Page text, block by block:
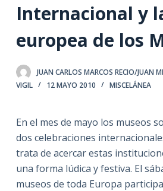
n
e
d
o
Internacional y
europea de los
JUAN CARLOS MARCOS RECIO/JUAN
VIGIL
12 MAYO 2010 MISCELÁNEA
En el mes de mayo los museos
dos celebraciones
trata de acercar estas
una forma lúdica y festiva. El
museos de toda Europa